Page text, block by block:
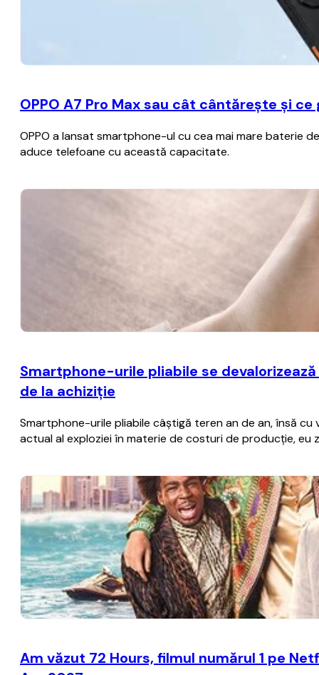
OPPO A7 Pro Max sau cât cântărește și
OPPO a lansat smartphone-ul cu cea mai mare baterie
aduce telefoane cu această capacitate.
Smartphone-urile pliabile se
de la achiziţie
Smartphone-urile pliabile câştigă teren an de an, însă
actual al exploziei în materie de costuri de producţie,
Am văzut 72 Hours, filmul numărul 1 pe